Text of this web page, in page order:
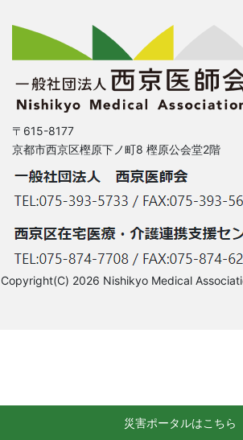
〒615-8177
京都市西京区樫原下ノ町8 樫原公会堂2階
Copyright(C) 2026 Nishikyo Medical
災害ポータルはこちら